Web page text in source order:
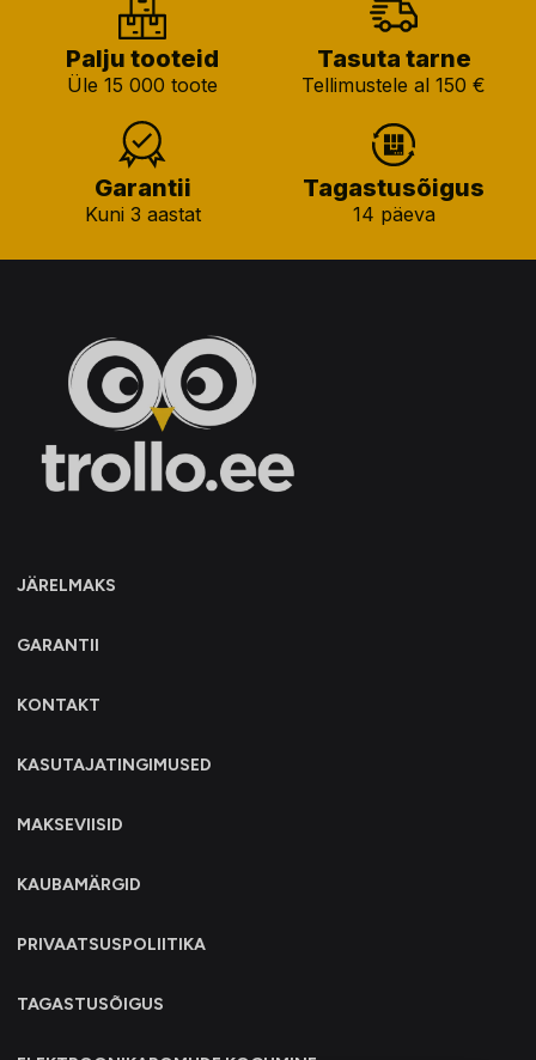
Palju tooteid
Üle 15 000 toote
Tasuta tarne
Tellimustele al 150 €
Garantii
Kuni 3 aastat
Tagastusõigus
14 päeva
JÄRELMAKS
GARANTII
KONTAKT
KASUTAJATINGIMUSED
MAKSEVIISID
KAUBAMÄRGID
PRIVAATSUSPOLIITIKA
TAGASTUSÕIGUS